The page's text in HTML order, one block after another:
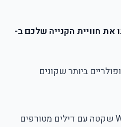
את חוויית הקנייה שלכם ב-
ביותר שקונים
הצטרף לקבוצת WhatsApp שקטה עם דילים מטורפים